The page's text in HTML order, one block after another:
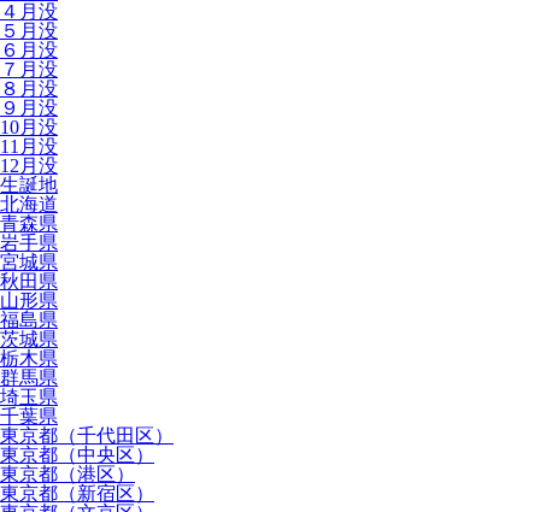
４月没
５月没
６月没
７月没
８月没
９月没
10月没
11月没
12月没
生誕地
北海道
青森県
岩手県
宮城県
秋田県
山形県
福島県
茨城県
栃木県
群馬県
埼玉県
千葉県
東京都（千代田区）
東京都（中央区）
東京都（港区）
東京都（新宿区）